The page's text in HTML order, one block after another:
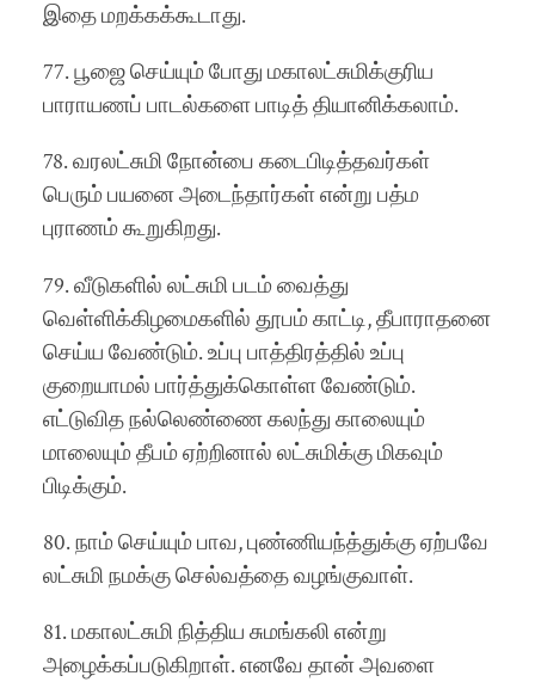
இதை மறக்கக்கூடாது.
77. பூஜை செய்யும் போது மகாலட்சுமிக்குரிய
பாராயணப் பாடல்களை பாடித் தியானிக்கலாம்.
78. வரலட்சுமி நோன்பை கடைபிடித்தவர்கள்
பெரும் பயனை அடைந்தார்கள் என்று பத்ம
புராணம் கூறுகிறது.
79. வீடுகளில் லட்சுமி படம் வைத்து
வெள்ளிக்கிழமைகளில் தூபம் காட்டி, தீபாராதனை
செய்ய வேண்டும். உப்பு பாத்திரத்தில் உப்பு
குறையாமல் பார்த்துக்கொள்ள வேண்டும்.
எட்டுவித நல்லெண்ணை கலந்து காலையும்
மாலையும் தீபம் ஏற்றினால் லட்சுமிக்கு மிகவும்
பிடிக்கும்.
80. நாம் செய்யும் பாவ, புண்ணியந்த்துக்கு ஏற்பவே
லட்சுமி நமக்கு செல்வத்தை வழங்குவாள்.
81. மகாலட்சுமி நித்திய சுமங்கலி என்று
அழைக்கப்படுகிறாள். எனவே தான் அவளை